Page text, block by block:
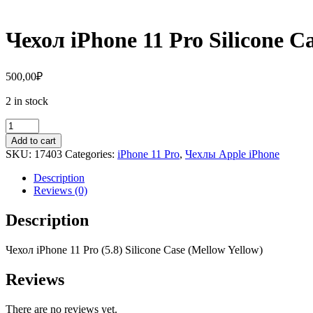
Чехол iPhone 11 Pro Silicone
500,00₽
2 in stock
Чехол
iPhone
11
Pro
Silicone
Case
quantity
Add to cart
SKU: 17403 Categories: iPhone 11 Pro, Чехлы Apple iPhone
Description
Reviews (0)
Description
Чехол iPhone 11 Pro (5.8) Silicone Case (Mellow Yellow)
Reviews
There are no reviews yet.